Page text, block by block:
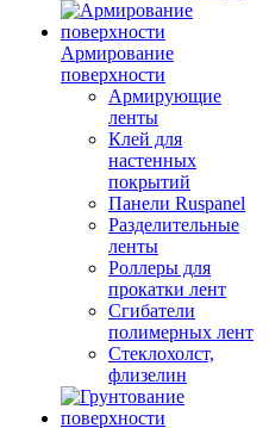
Армирование
поверхности
Армирующие
ленты
Клей для
настенных
покрытий
Панели Ruspanel
Разделительные
ленты
Роллеры для
прокатки лент
Сгибатели
полимерных лент
Стеклохолст,
флизелин